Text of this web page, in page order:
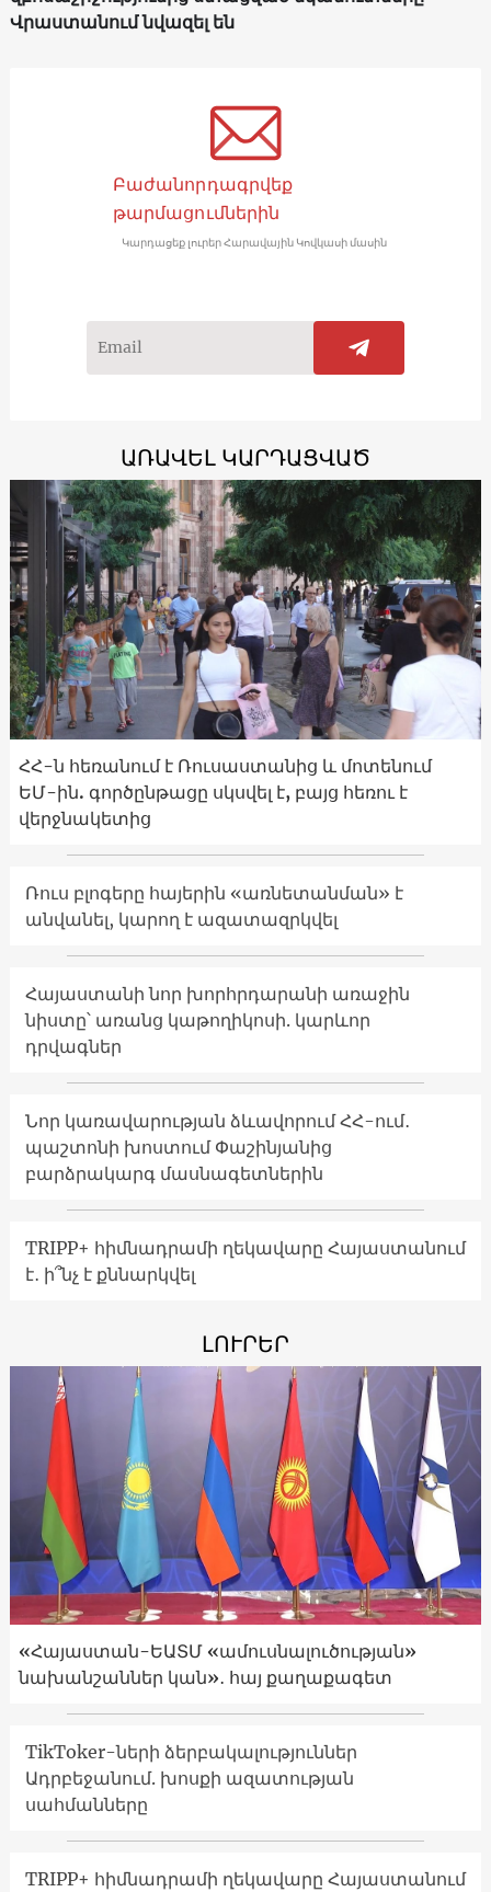
Վրաստանում նվազել են
Բաժանորդագրվեք
թարմացումներին
Կարդացեք լուրեր Հարավային Կովկասի մասին
ԱՌԱՎԵԼ ԿԱՐԴԱՑՎԱԾ
ՀՀ-ն հեռանում է Ռուսաստանից և մոտենում
ԵՄ-ին. գործընթացը սկսվել է, բայց հեռու է
վերջնակետից
Ռուս բլոգերը հայերին «առնետանման» է
անվանել, կարող է ազատազրկվել
Հայաստանի նոր խորհրդարանի առաջին
նիստը՝ առանց կաթողիկոսի. կարևոր
դրվագներ
Նոր կառավարության ձևավորում ՀՀ-ում․
պաշտոնի խոստում Փաշինյանից
բարձրակարգ մասնագետներին
TRIPP+ հիմնադրամի ղեկավարը Հայաստանում
է․ ի՞նչ է քննարկվել
ԼՈՒՐԵՐ
«Հայաստան-ԵԱՏՄ «ամուսնալուծության»
նախանշաններ կան»․ հայ քաղաքագետ
TikToker-ների ձերբակալություններ
Ադրբեջանում. խոսքի ազատության
սահմանները
TRIPP+ հիմնադրամի ղեկավարը Հայաստանում